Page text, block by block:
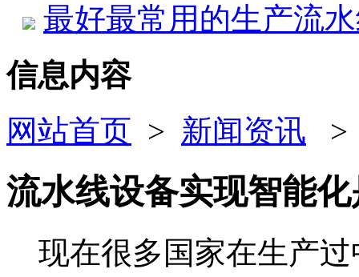
最好最常用的生产流
信息内容
网站首页 > 新闻资讯
流水线设备实现智能
现在很多国家在生产过